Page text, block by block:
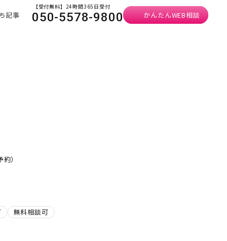
記事
【受付無料】24時間365日受付
050-5578-9800 かんたんWEB相談
）
無料相談可